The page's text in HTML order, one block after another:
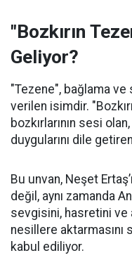
"Bozkırın
Geliyor?
"Tezene", bağlama ve
verilen isimdir.
bozkırlarının sesi
duygularını dile
Bu unvan, Neşet
değil, aynı zamanda
sevgisini, hasretini ve
nesillere
kabul ediliyor.